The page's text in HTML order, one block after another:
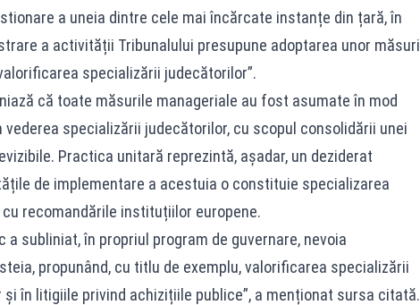
a uneia dintre cele mai încărcate instanțe din țară, în
a activității Tribunalului presupune adoptarea unor măsuri
specializării judecătorilor”.
că toate măsurile manageriale au fost asumate în mod
specializării judecătorilor, cu scopul consolidării unei
Practica unitară reprezintă, așadar, un deziderat
de implementare a acestuia o constituie specializarea
recomandările instituțiilor europene.
subliniat, în propriul program de guvernare, nevoia
propunând, cu titlu de exemplu, valorificarea specializării
în litigiile privind achizițiile publice”, a menționat sursa citată.